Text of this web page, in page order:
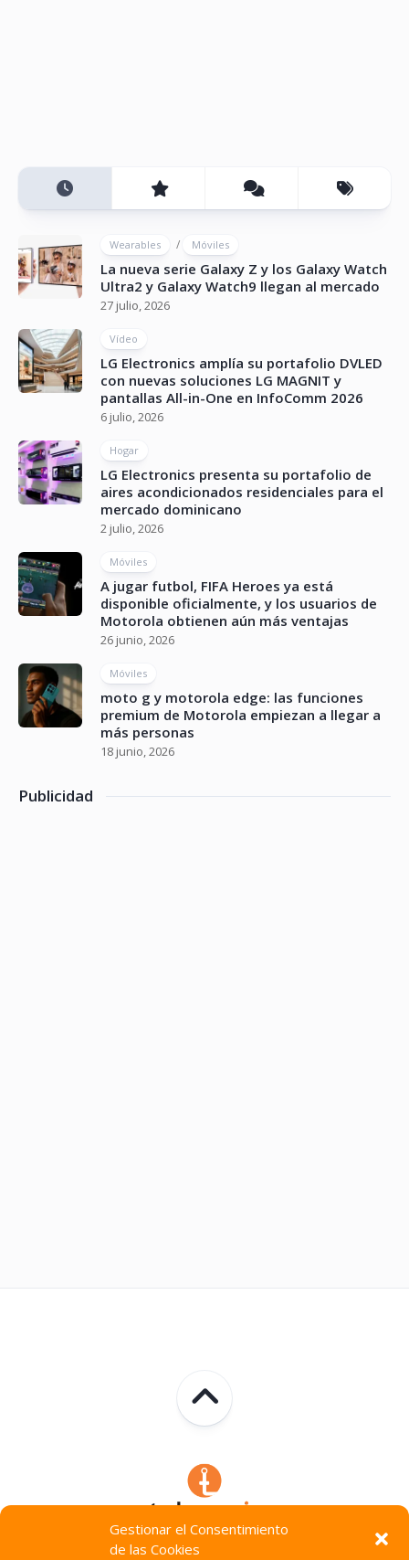
Gestionar el Consentimiento
de las Cookies
Wearables / Móviles
La nueva serie Galaxy Z y los Galaxy Watch
Ultra2 y Galaxy Watch9 llegan al mercado
27 julio, 2026
Vídeo
LG Electronics amplía su portafolio DVLED
con nuevas soluciones LG MAGNIT y
pantallas All-in-One en InfoComm 2026
6 julio, 2026
Hogar
LG Electronics presenta su portafolio de
aires acondicionados residenciales para el
mercado dominicano
2 julio, 2026
Móviles
A jugar futbol, FIFA Heroes ya está
disponible oficialmente, y los usuarios de
Motorola obtienen aún más ventajas
26 junio, 2026
Móviles
moto g y motorola edge: las funciones
premium de Motorola empiezan a llegar a
más personas
18 junio, 2026
Publicidad
Technocracia © 2026. Todos Los Derechos Reservados.